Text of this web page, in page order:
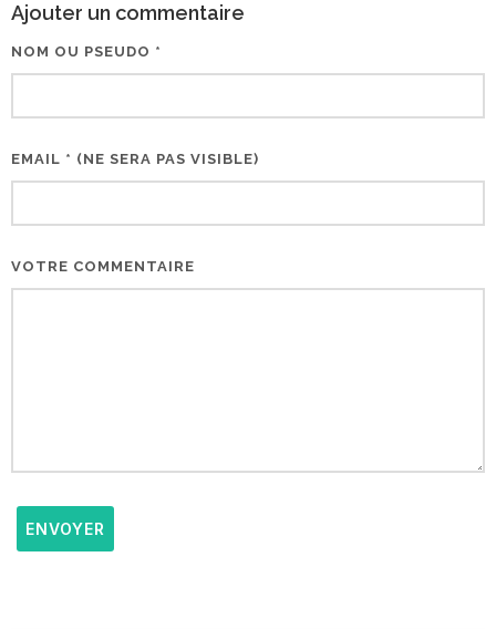
Ajouter un commentaire
NOM OU PSEUDO *
EMAIL * (NE SERA PAS VISIBLE)
VOTRE COMMENTAIRE
ENVOYER